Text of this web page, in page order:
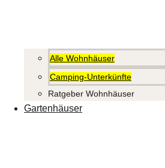
Alle Wohnhäuser
Camping-Unterkünfte
Ratgeber Wohnhäuser
Gartenhäuser